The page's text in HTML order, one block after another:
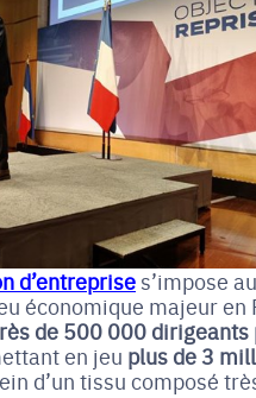
d’entreprise s’impose
économique majeur en
de 500 000
en jeu plus de 3
d’un tissu composé